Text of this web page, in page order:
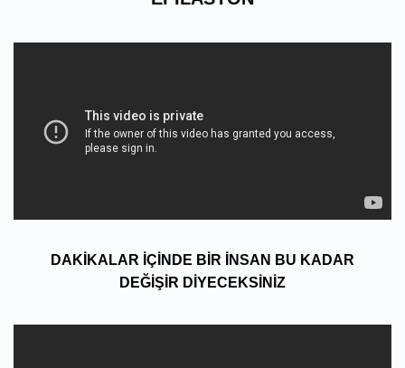
DAKIKALAR IÇINDE BIR INSAN BU KADAR
DEĞIŞIR DIYECEKSINIZ